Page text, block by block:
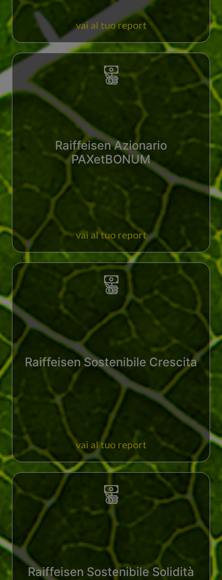
vai al tuo report
Raiffeisen Azionario
PAXetBONUM
vai al tuo report
Raiffeisen Sostenibile Crescita
vai al tuo report
Raiffeisen Sostenibile Solidità